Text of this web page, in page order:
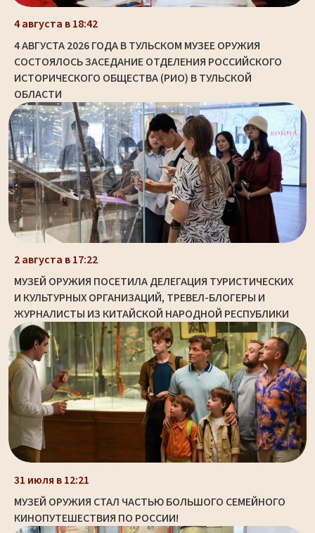
4 августа в 18:42
4 АВГУСТА 2026 ГОДА В ТУЛЬСКОМ МУЗЕЕ ОРУЖИЯ
СОСТОЯЛОСЬ ЗАСЕДАНИЕ ОТДЕЛЕНИЯ РОССИЙСКОГО
ИСТОРИЧЕСКОГО ОБЩЕСТВА (РИО) В ТУЛЬСКОЙ
ОБЛАСТИ
2 августа в 17:22
МУЗЕЙ ОРУЖИЯ ПОСЕТИЛА ДЕЛЕГАЦИЯ ТУРИСТИЧЕСКИХ
И КУЛЬТУРНЫХ ОРГАНИЗАЦИЙ, ТРЕВЕЛ-БЛОГЕРЫ И
ЖУРНАЛИСТЫ ИЗ КИТАЙСКОЙ НАРОДНОЙ РЕСПУБЛИКИ
31 июля в 12:21
МУЗЕЙ ОРУЖИЯ СТАЛ ЧАСТЬЮ БОЛЬШОГО СЕМЕЙНОГО
КИНОПУТЕШЕСТВИЯ ПО РОССИИ!